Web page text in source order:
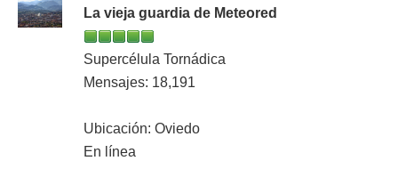
La vieja guardia de Meteored
Supercélula Tornádica
Mensajes: 18,191
Ubicación: Oviedo
En línea